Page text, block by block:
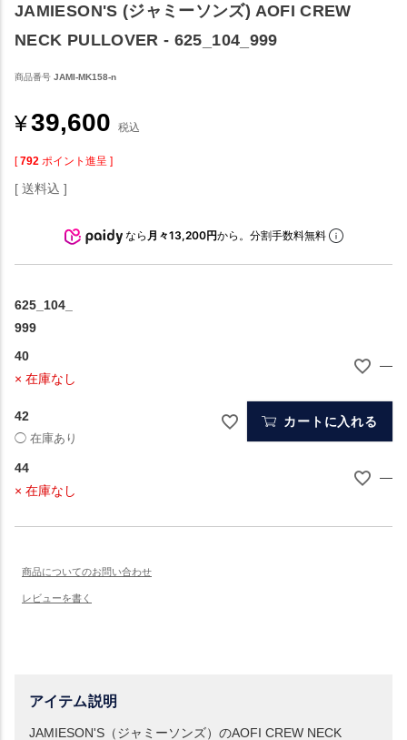
JAMIESON'S (ジャミーソンズ) AOFI CREW
NECK PULLOVER - 625_104_999
商品番号 JAMI-MK158-n
¥39,600 税込
[ 792 ポイント進呈 ]
送料込
なら 月々13,200円から。分割手数料無料
625_104_
999
40
× 在庫なし
—
42 カートに入れる
44
× 在庫なし
—
アイテム説明
JAMIESON'S（ジャミーソンズ）のAOFI CREW NECK